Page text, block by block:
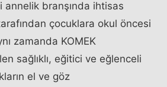
annelik branşında ihtisas
çocuklara okul öncesi
zamanda KOMEK
sağlıklı, eğitici ve eğlenceli
el ve göz